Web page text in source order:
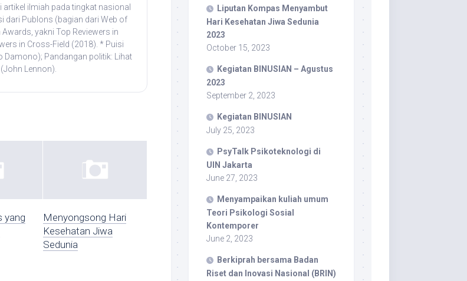
ilmiah pada tingkat nasional
dari Publons (bagian dari Web of
yakni Top Reviewers in
in Cross-Field (2018). * Puisi
Damono); Pandangan politik: Lihat
Lennon).
yang
Menyongsong Hari
Kesehatan Jiwa
Sedunia
Liputan Kompas Menyambut
Hari Kesehatan Jiwa Sedunia
2023
October 15, 2023
Kegiatan BINUSIAN – Agustus
2023
September 2, 2023
Kegiatan BINUSIAN
July 25, 2023
PsyTalk Psikoteknologi di
UIN Jakarta
June 27, 2023
Menyampaikan kuliah umum
Teori Psikologi Sosial
Kontemporer
June 2, 2023
Berkiprah bersama Badan
Riset dan Inovasi Nasional (BRIN)